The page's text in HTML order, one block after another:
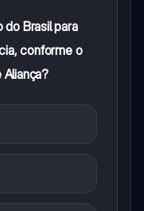
do Brasil para
conforme o